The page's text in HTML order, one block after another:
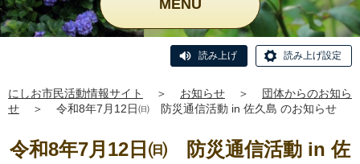
MENU
読み上げ 読み上げ設定
にしお市民活動情報サイト ＞ お知らせ ＞
団体からのお知ら
せ
＞ 令和8年7月12日㈰ 防災通信活動 in 佐久島 のお知らせ
令和8年7月12日㈰ 防災通信活動 in 佐